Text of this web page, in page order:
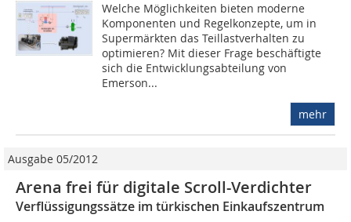
Welche Möglichkeiten bieten moderne
Komponenten und Regelkonzepte, um in
Supermärkten das Teillastverhalten zu
optimieren? Mit dieser Frage beschäftigte
sich die Entwicklungsabteilung von
Emerson...
mehr
Ausgabe 05/2012
Arena frei für digitale Scroll-Verdichter
Verflüssigungssätze im türkischen Einkaufszentrum